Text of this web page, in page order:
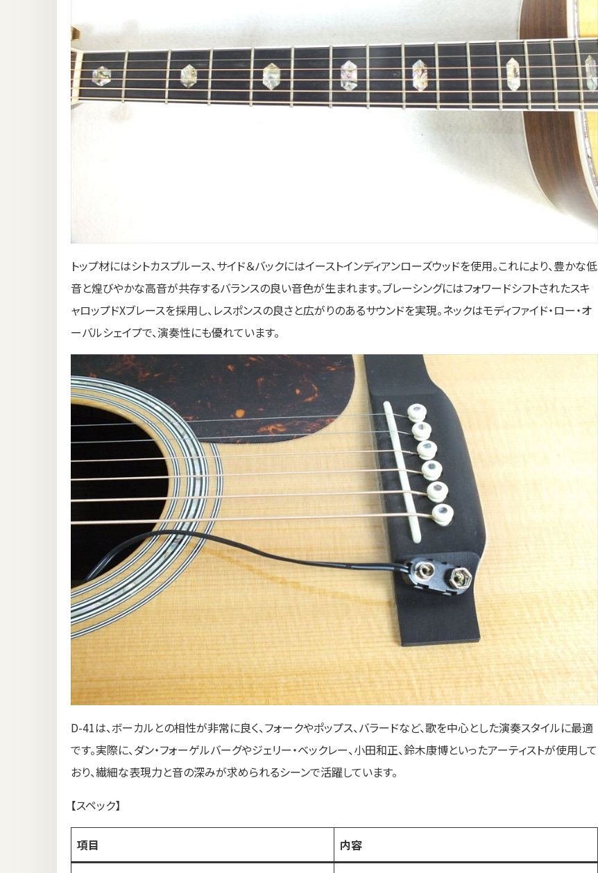
トップ材にはシトカスプルース、サイド＆バックにはイーストインディアンローズウッドを使用。これにより、豊かな低
音と煌びやかな高音が共存するバランスの良い音色が生まれます。ブレーシングにはフォワードシフトされたスキ
ャロップドXブレースを採用し、レスポンスの良さと広がりのあるサウンドを実現。ネックはモディファイド・ロー・オ
ーバルシェイプで、演奏性にも優れています。
D-41は、ボーカルとの相性が非常に良く、フォークやポップス、バラードなど、歌を中心とした演奏スタイルに最適
です。実際に、ダン・フォーゲルバーグやジェリー・ベックレー、小田和正、鈴木康博といったアーティストが使用して
おり、繊細な表現力と音の深みが求められるシーンで活躍しています。
【スペック】
項目 内容